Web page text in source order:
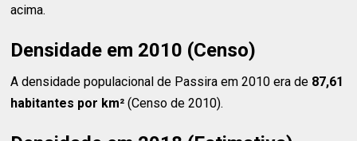
acima.
Densidade em 2010 (Censo)
A densidade populacional de Passira em 2010 era de 87,61
habitantes por km² (Censo de 2010).